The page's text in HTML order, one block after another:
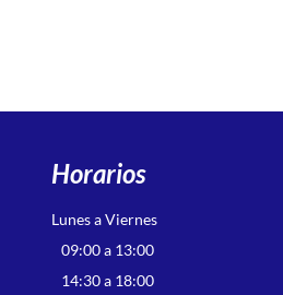
Horarios
Lunes a Viernes
09:00 a 13:00
14:30 a 18:00